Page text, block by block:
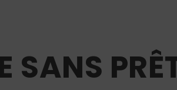
SANS